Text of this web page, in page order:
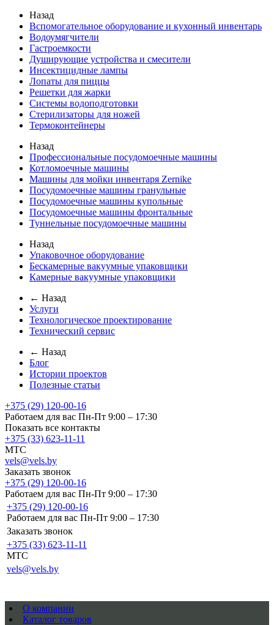
Назад
Вспомогательное оборудование и кухонный инвентарь
Водоумягчители
Гастроемкости
Душирующие устройства и смесители
Инсектицидные лампы
Лопаты для пиццы
Решетки для жарки
Системы водоподготовки
Стерилизаторы для ножей
Термоконтейнеры
Назад
Профессиональные посудомоечные машины
Котломоечные машины
Машины для мойки инвентаря Zernike
Посудомоечные машины гранульные
Посудомоечные машины купольные
Посудомоечные машины фронтальные
Туннельные посудомоечные машины
Назад
Упаковочное оборудование
Бескамерные вакуумные упаковщики
Камерные вакуумные упаковщики
← Назад
Услуги
Технологическое проектирование
Технический сервис
← Назад
Блог
Истории проектов
Полезные статьи
+375 (29) 120-00-16
Работаем для вас Пн-Пт 9:00 – 17:30
Показать все контакты
+375 (33) 623-11-11
MTC
vels@vels.by
Заказать звонок
+375 (29) 120-00-16
Работаем для вас Пн-Пт 9:00 – 17:30
+375 (29) 120-00-16
Работаем для вас Пн-Пт 9:00 – 17:30
Заказать звонок
+375 (33) 623-11-11
MTC
vels@vels.by
О компании
Каталог товаров